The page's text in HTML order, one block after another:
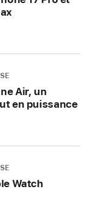
Air, un
en puissance
Watch